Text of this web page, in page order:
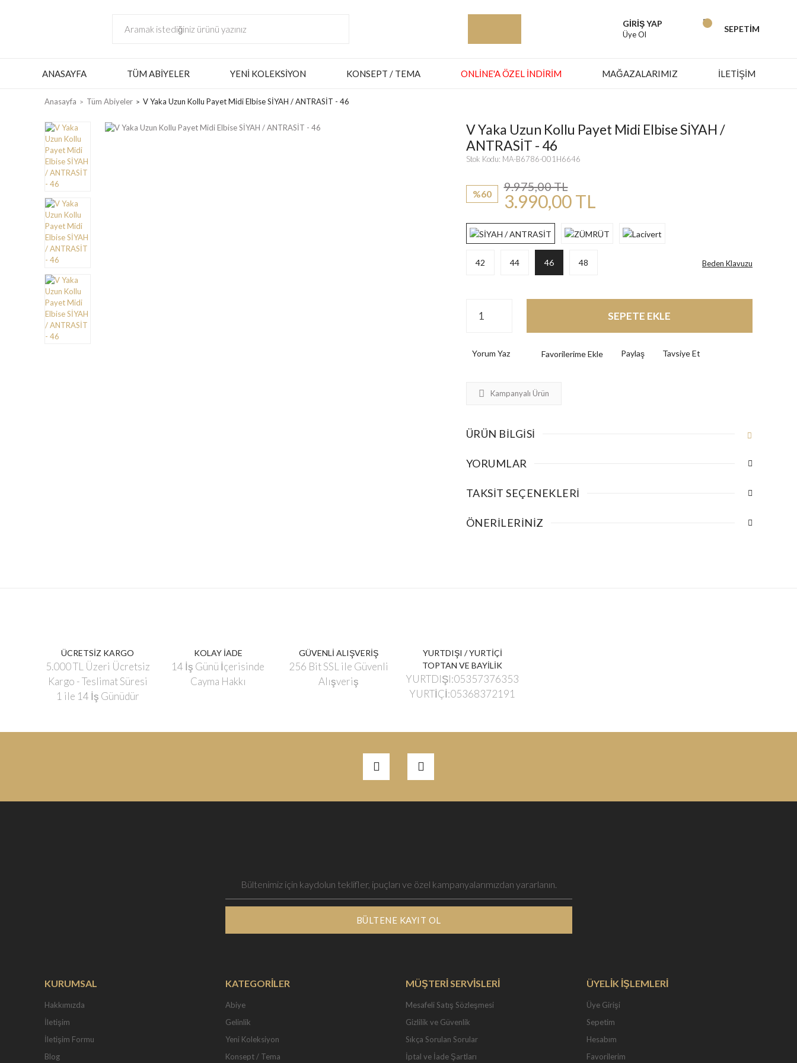
GİRİŞ YAP
Üye Ol
SEPETİM
ANASAYFA TÜM ABIYELER YENI KOLEKSIYON KONSEPT / TEMA ONLINE'A ÖZEL İNDIRIM MAĞAZALARIMIZ İLETİŞİM
Anasayfa Tüm Abiyeler V Yaka Uzun Kollu Payet Midi Elbise SİYAH / ANTRASİT - 46
V Yaka Uzun Kollu Payet Midi Elbise SİYAH /
ANTRASİT - 46
Stok Kodu: MA-B6786-001H6646
%60
9.975,00 TL
3.990,00 TL
42 44 46 48 Beden Klavuzu
SEPETE EKLE
Yorum Yaz Paylaş Tavsiye Et
Kampanyalı Ürün
ÜRÜN BILGISI
YORUMLAR
TAKSIT SEÇENEKLERI
ÖNERILERINIZ
ÜCRETSİZ KARGO
5.000 TL Üzeri Ücretsiz
Kargo - Teslimat Süresi
1 ile 14 İş Günüdür
KOLAY İADE
14 İş Günü İçerisinde
Cayma Hakkı
GÜVENLİ ALIŞVERİŞ
256 Bit SSL ile Güvenli
Alışveriş
YURTDIŞI / YURTİÇİ
TOPTAN VE BAYİLİK
YURTDIŞI:05357376353
YURTİÇİ:05368372191
BÜLTENE KAYIT OL
KURUMSAL
Hakkımızda
İletişim
İletişim Formu
Blog
KATEGORİLER
Abiye
Gelinlik
Yeni Koleksiyon
Konsept / Tema
MÜŞTERİ SERVİSLERİ
Mesafeli Satış Sözleşmesi
Gizlilik ve Güvenlik
Sıkça Sorulan Sorular
İptal ve İade Şartları
ÜYELİK İŞLEMLERİ
Üye Girişi
Sepetim
Hesabım
Favorilerim